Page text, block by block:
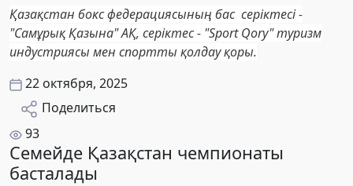
Қазақстан бокс федерациясының бас серіктесі -
"Самұрық Қазына" АҚ, серіктес - "Sport Qory" туризм
индустриясы мен спортты қолдау қоры.
22 октября, 2025
Поделиться
93
Семейде Қазақстан чемпионаты
басталады